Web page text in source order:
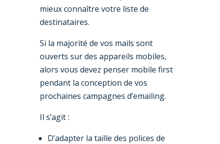
mieux connaître votre liste de
destinataires.
Si la majorité de vos mails sont
ouverts sur des appareils mobiles,
alors vous devez penser mobile first
pendant la conception de vos
prochaines campagnes d’emailing.
Il s’agit :
D’adapter la taille des polices de